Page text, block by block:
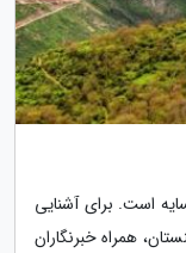
است. برای آشنایی
همراه خبرنگاران